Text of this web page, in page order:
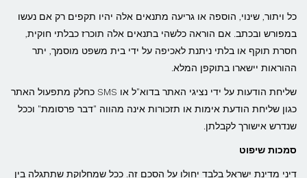
כל ויתור, שינוי, הוספה או גריעה מתנאים אלה יהיו תקפים רק אם נעשו
במפורש ובכתב. אם הוראה כלשהי בתנאים אלה תוכרז כבלתי חוקית,
חסרת תוקף או בלתי ניתנת לאכיפה על ידי בית משפט מוסמך, יתר
ההוראות יישארו בתוקפן המלא.
שליחת הודעות על ידי נציגי האתר בדוא"ל או SMS כחלק מתפעול האתר
כגון שליחת הודעת אימות או תזכורות אינה מהווה "דבר פרסומת" וככל
שנדרש אישורך לקבלתן.
סמכות שיפוט
דיני מדינת ישראל בלבד יחולו על הסכם זה. ככל שמחלוקת שתתגלה בין